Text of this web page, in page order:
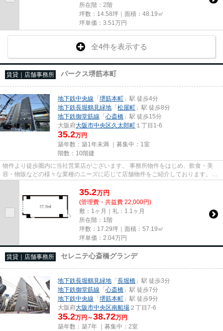
所在階：2階
坪数：14.58坪｜面積：48.19㎡
坪単価： 3.51 万円
全4件を表示する
賃貸｜店舗事務所 パークス堺筋本町
地下鉄中央線 「堺筋本町 」駅 徒歩4分
地下鉄長堀鶴見緑地 「松屋町 」駅 徒歩8分
地下鉄御堂筋線 「心斎橋 」駅 徒歩15分
大阪府大阪市中央区久太郎町 １丁目1-6
35.2万円
築年数：築1年未満 ｜募集中： 1室
階数：10階建
物件より徒歩圏内に当社営業店がございます。 事務所物件をはじめ、飲食・美
容・物販などの様々な業種のニーズに応じて店舗物件をご紹介しております。
尚、弊社ではおとり広告は一切...
35.2万円
(管理費・共益費 22,000円)
敷：1ヶ月｜礼：1.1ヶ月
所在階：1階
坪数：17.29坪｜面積：57.19㎡
坪単価： 2.04万円
賃貸｜店舗事務所 セレニテ心斎橋グランデ
地下鉄長堀鶴見緑地 「長堀橋 」駅 徒歩3分
地下鉄御堂筋線 「心斎橋 」駅 徒歩7分
地下鉄中央線 「堺筋本町 」駅 徒歩9分
大阪府大阪市中央区南船場 ２丁目7-6
35.2万円～38.72万円
築年数：築7年 ｜募集中： 2室